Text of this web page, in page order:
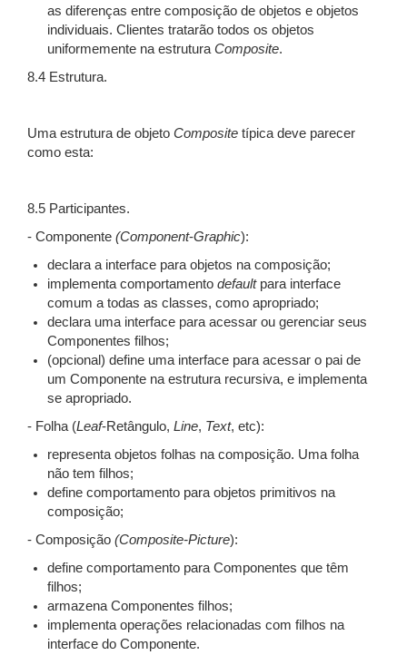
as diferenças entre composição de objetos e objetos
individuais. Clientes tratarão todos os objetos
uniformemente na estruturaComposite.
8.4 Estrutura.
Uma estrutura de objeto Composite típica deve parecer
como esta:
8.5 Participantes.
- Componente (Component-Graphic):
declara a interface para objetos na composição;
implementa comportamentodefaultpara interface
comum a todas as classes, como apropriado;
declara uma interface para acessar ou gerenciar seus
Componentes filhos;
(opcional) define uma interface para acessar o pai de
um Componente na estrutura recursiva, e implementa
se apropriado.
- Folha (Leaf-Retângulo, Line, Text, etc):
representa objetos folhas na composição. Uma folha
não tem filhos;
define comportamento para objetos primitivos na
composição;
- Composição (Composite-Picture):
define comportamento para Componentes que têm
filhos;
armazena Componentes filhos;
implementa operações relacionadas com filhos na
interface do Componente.